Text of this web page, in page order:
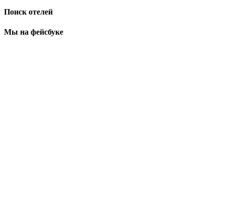
Поиск отелей
Мы на фейсбуке